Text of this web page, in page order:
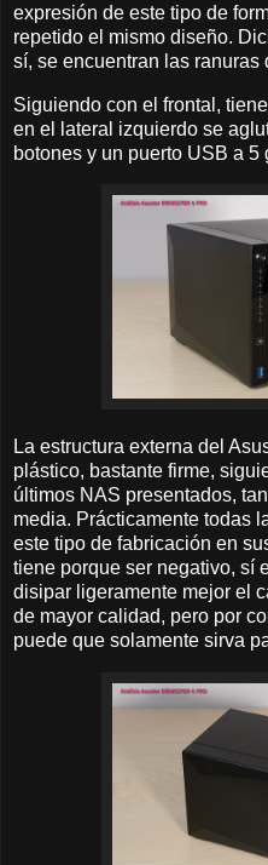
expresión de este tipo de
repetido el mismo diseño.
sí, se encuentran las ranuras
Siguiendo con el frontal,
en el lateral izquierdo se
botones y un puerto USB a 5
La estructura externa del
plástico, bastante firme,
últimos NAS presentados,
media. Prácticamente todas
este tipo de fabricación en
tiene porque ser negativo, sí
disipar ligeramente mejor el
de mayor calidad, pero por
puede que solamente sirva